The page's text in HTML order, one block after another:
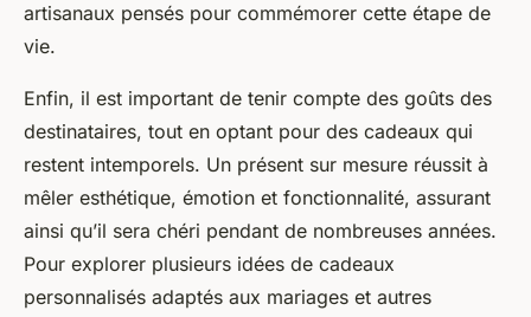
artisanaux pensés pour commémorer cette étape de
vie.
Enfin, il est important de tenir compte des goûts des
destinataires, tout en optant pour des cadeaux qui
restent intemporels. Un présent sur mesure réussit à
mêler esthétique, émotion et fonctionnalité, assurant
ainsi qu’il sera chéri pendant de nombreuses années.
Pour explorer plusieurs idées de cadeaux
personnalisés adaptés aux mariages et autres